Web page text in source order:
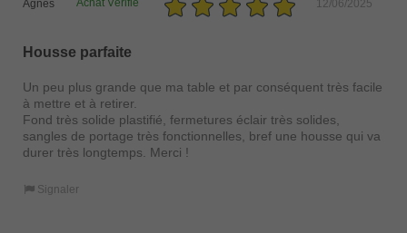
Agnès Achat Vérifié 12/06/2025
Housse parfaite
Un peu plus grande que ma table et par conséquent très facile
à mettre et à retirer.
Fond très solide plastifié, fermetures éclair très solides,
sangles de portage très fonctionnelles, bref une housse qui va
durer très longtemps. Merci !
Signaler